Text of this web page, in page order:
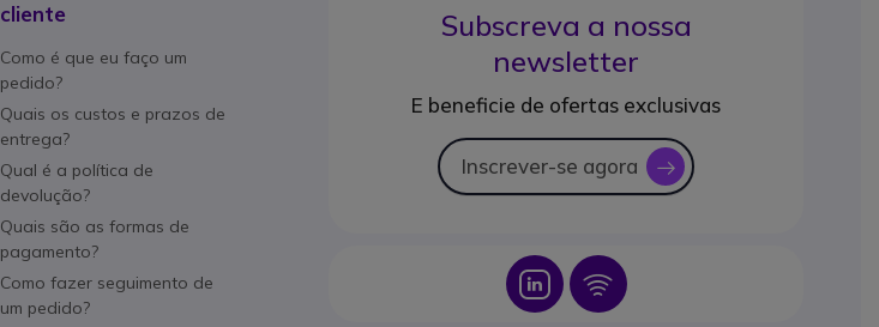
cliente
Como é que eu faço um
pedido?
Quais os custos e prazos de
entrega?
Qual é a política de
devolução?
Quais são as formas de
pagamento?
Como fazer seguimento de
um pedido?
Subscreva a nossa
newsletter
E beneficie de ofertas exclusivas
Inscrever-se agora icon
Icon Icon